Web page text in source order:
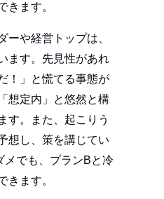
きます。
ーや経営トップは、
ます。先見性があれ
！」と慌てる事態が
想定内」と悠然と構
す。また、起こりう
想し、策を講じてい
メでも、プランBと冷
きます。